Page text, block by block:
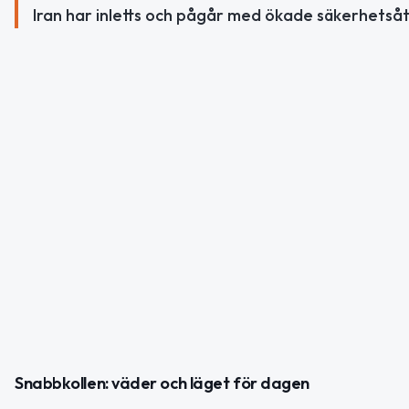
Iran har inletts och pågår med ökade
Snabbkollen: väder och läget för dagen